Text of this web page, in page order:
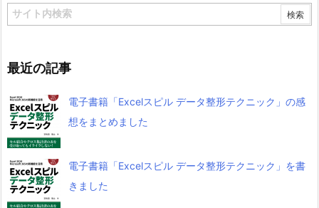
最近の記事
電子書籍「Excelスピル データ整形テクニック」の感
想をまとめました
電子書籍「Excelスピル データ整形テクニック」を書
きました